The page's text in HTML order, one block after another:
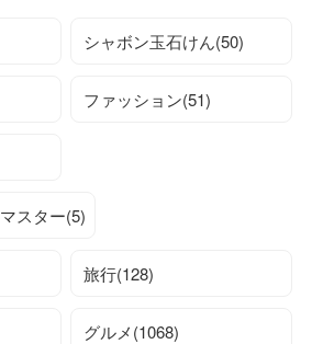
シャボン玉石けん(50)
ファッション(51)
スター(5)
旅行(128)
グルメ(1068)